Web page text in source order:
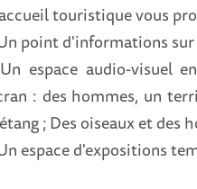
touristique vous
point d'informations
espace audio-visuel
: des hommes, un
; Des oiseaux et des
espace d'expositions